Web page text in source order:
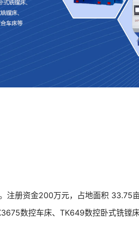
注册资金200万元，占地面积
数控车床、TK649数控卧式铣镗